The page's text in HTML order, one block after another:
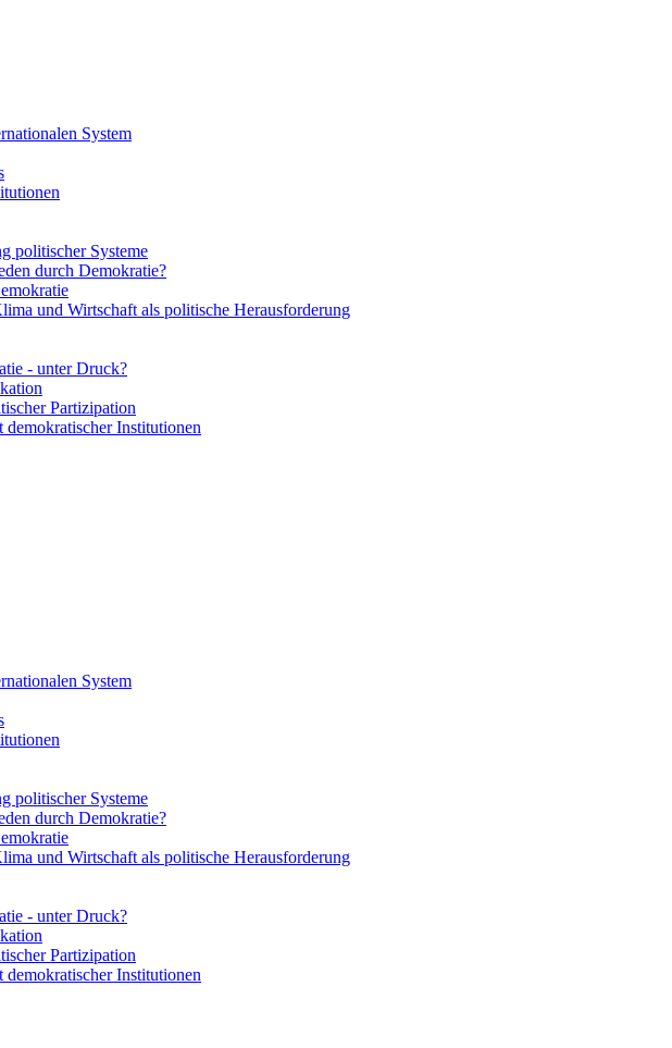
System
politischer Systeme
durch Demokratie?
und Wirtschaft als politische Herausforderung
- unter Druck?
Partizipation
Institutionen
System
politischer Systeme
durch Demokratie?
und Wirtschaft als politische Herausforderung
- unter Druck?
Partizipation
Institutionen